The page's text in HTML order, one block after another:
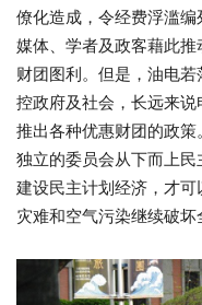
僚化造成，令经费浮滥
媒体、学者及政客藉此
财团图利。但是，油电
控政府及社会，长远来
推出各种优惠财团的政
独立的委员会从下而上
建设民主计划经济，才
灾难和空气污染继续破坏